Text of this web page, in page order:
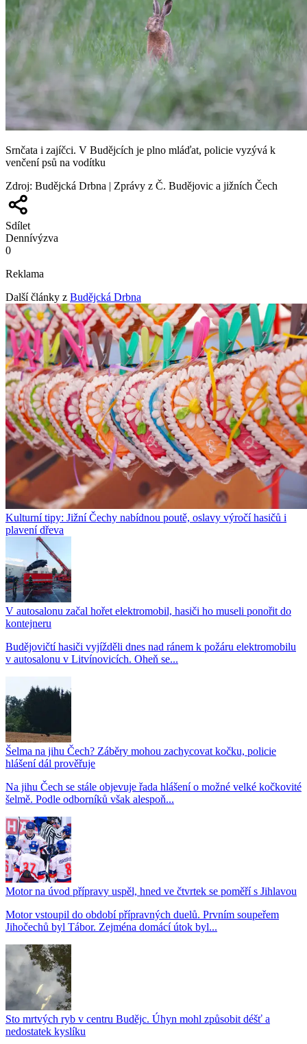
Srnčata i zajíčci. V Budějcích je plno mláďat, policie vyzývá k
venčení psů na vodítku
Zdroj: Budějcká Drbna | Zprávy z Č. Budějovic a jižních Čech
Sdílet
Dennívýzva
0
Reklama
Další články z Budějcká Drbna
Kulturní tipy: Jižní Čechy nabídnou poutě, oslavy výročí hasičů i
plavení dřeva
V autosalonu začal hořet elektromobil, hasiči ho museli ponořit do
kontejneru
Budějovičtí hasiči vyjížděli dnes nad ránem k požáru elektromobilu
v autosalonu v Litvínovicích. Oheň se...
Šelma na jihu Čech? Záběry mohou zachycovat kočku, policie
hlášení dál prověřuje
Na jihu Čech se stále objevuje řada hlášení o možné velké kočkovité
šelmě. Podle odborníků však alespoň...
Motor na úvod přípravy uspěl, hned ve čtvrtek se poměří s Jihlavou
Motor vstoupil do období přípravných duelů. Prvním soupeřem
Jihočechů byl Tábor. Zejména domácí útok byl...
Sto mrtvých ryb v centru Budějc. Úhyn mohl způsobit déšť a
nedostatek kyslíku